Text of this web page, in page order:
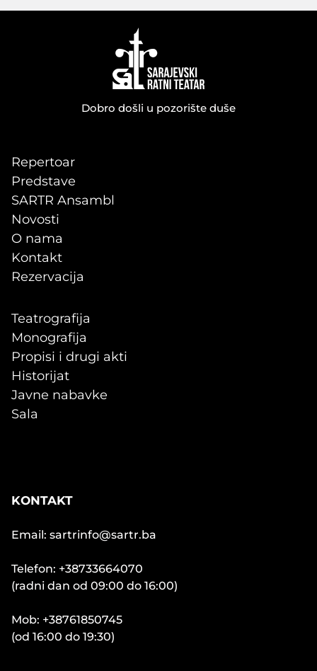
Dobro došli u pozorište duše
Repertoar
Predstave
SARTR Ansambl
Novosti
O nama
Kontakt
Rezervacija
Teatrografija
Monografija
Propisi i drugi akti
Historijat
Javne nabavke
Sala
KONTAKT
Email: sartrinfo@sartr.ba
Telefon: +38733664070
(radni dan od 09:00 do 16:00)
Mob: +38761850745
(od 16:00 do 19:30)